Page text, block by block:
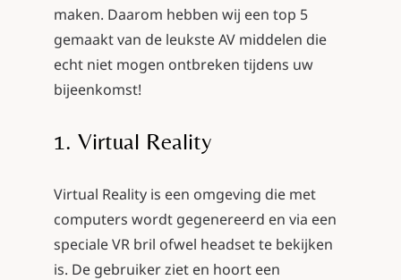
maken. Daarom hebben wij een top 5
gemaakt van de leukste AV middelen die
echt niet mogen ontbreken tijdens uw
bijeenkomst!
1. Virtual Reality
Virtual Reality is een omgeving die met
computers wordt gegenereerd en via een
speciale VR bril ofwel headset te bekijken
is. De gebruiker ziet en hoort een